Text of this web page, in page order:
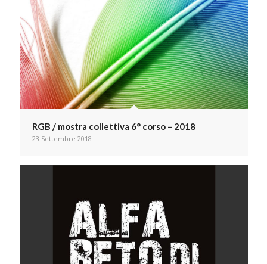
RGB / mostra collettiva 6° corso – 2018
23 Settembre 2018